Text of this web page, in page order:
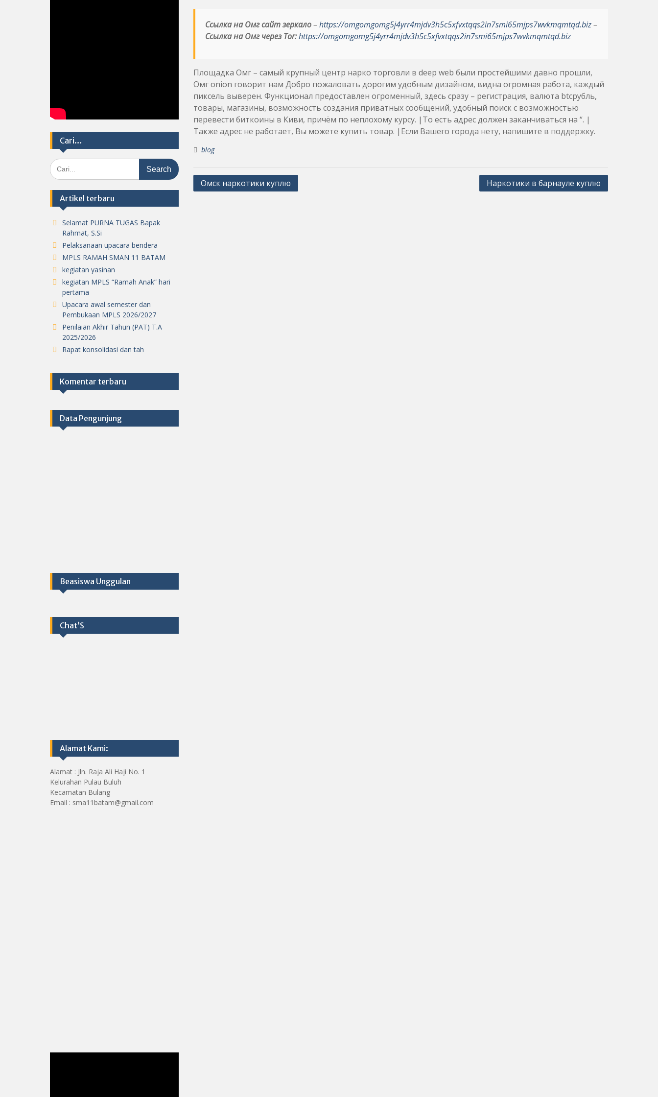
Ссылка на Омг сайт зеркало– https://omgomgomg5j4yrr4mjdv3h5c5xfvxtqqs2in7smi65mjps7wvkmqmtqd.biz–
Ссылка на Омг через Tor: https://omgomgomg5j4yrr4mjdv3h5c5xfvxtqqs2in7smi65mjps7wvkmqmtqd.biz
Площадка Омг – самый крупный центр нарко торговли в deep web были простейшими давно прошли,
Омг onion говорит нам Добро пожаловать дорогим удобным дизайном, видна огромная работа, каждый
пиксель выверен. Функционал предоставлен огроменный, здесь сразу – регистрация, валюта btcрубль,
товары, магазины, возможность создания приватных сообщений, удобный поиск с возможностью
перевести биткоины в Киви, причём по неплохому курсу. |То есть адрес должен заканчиваться на “. |
Также адрес не работает, Вы можете купить товар. |Если Вашего города нету, напишите в поддержку.
blog
Post
Омск наркотики куплю Наркотики в барнауле куплю
Cari…
Search
for:
Artikel terbaru
Selamat PURNA TUGAS Bapak
Rahmat, S.Si
Pelaksanaan upacara bendera
MPLS RAMAH SMAN 11 BATAM
kegiatan yasinan
kegiatan MPLS “Ramah Anak” hari
pertama
Upacara awal semester dan
Pembukaan MPLS 2026/2027
Penilaian Akhir Tahun (PAT) T.A
2025/2026
Rapat konsolidasi dan tah
Komentar terbaru
Data Pengunjung
Beasiswa Unggulan
Chat’S
Alamat Kami:
Alamat : Jln. Raja Ali Haji No. 1
Kelurahan Pulau Buluh
Kecamatan Bulang
Email : sma11batam@gmail.com